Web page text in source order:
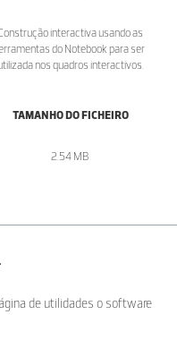
interactiva usando as
do Notebook para ser
nos quadros interactivos.
TAMANHO DO FICHEIRO
2.54 MB
de utilidades o software